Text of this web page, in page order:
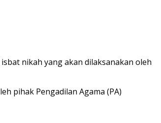
nikah yang akan dilaksanakan oleh
pihak Pengadilan Agama (PA)